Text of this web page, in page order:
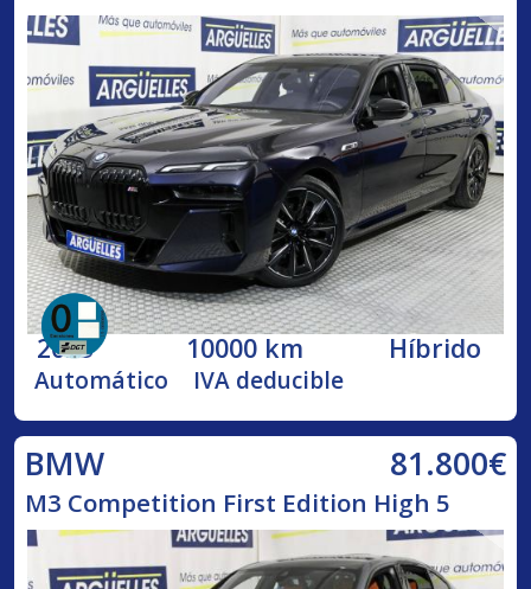
2023 10000 km Híbrido
Automático IVA deducible
BMW 81.800€
M3 Competition First Edition High 5